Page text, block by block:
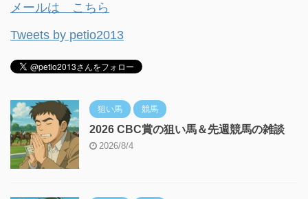
メールは こちら
Tweets by petio2013
狙い馬 競馬
2026 CBC賞の狙い馬＆先週競馬の雑談
2026/8/4